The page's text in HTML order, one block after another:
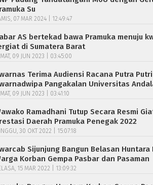
Su
07 MAR 2024 | 12:49:47
AS bertekad bawa Pramuka menuju
di Sumatera Barat
09 JUN 2023 | 03:45:00
Terima Audiensi Racana Putra Putri
Pangakalan Universitas
09 JUN 2023 | 03:41:10
Ramadhani Tutup Secara Resmi
Daerah Pramuka Penegak 2022
30 OKT 2022 | 15:07:18
Sijunjung Bangun Belasan Huntara
Korban Gempa Pasbar dan Pasaman
15 MAR 2022 | 13:09:32